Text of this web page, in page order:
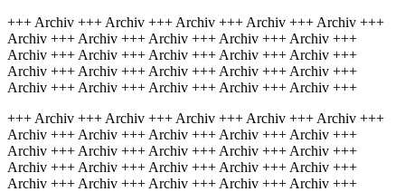
+++ Archiv +++ Archiv +++ Archiv +++ Archiv +++ Archiv +++
Archiv +++ Archiv +++ Archiv +++ Archiv +++ Archiv +++
Archiv +++ Archiv +++ Archiv +++ Archiv +++ Archiv +++
Archiv +++ Archiv +++ Archiv +++ Archiv +++ Archiv +++
Archiv +++ Archiv +++ Archiv +++ Archiv +++ Archiv +++
+++ Archiv +++ Archiv +++ Archiv +++ Archiv +++ Archiv +++
Archiv +++ Archiv +++ Archiv +++ Archiv +++ Archiv +++
Archiv +++ Archiv +++ Archiv +++ Archiv +++ Archiv +++
Archiv +++ Archiv +++ Archiv +++ Archiv +++ Archiv +++
Archiv +++ Archiv +++ Archiv +++ Archiv +++ Archiv +++